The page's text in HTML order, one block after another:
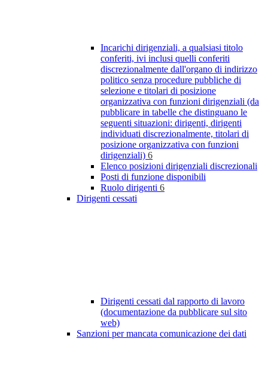
Incarichi dirigenziali, a qualsiasi titolo
conferiti, ivi inclusi quelli conferiti
discrezionalmente dall'organo di indirizzo
politico senza procedure pubbliche di
selezione e titolari di posizione
organizzativa con funzioni dirigenziali (da
pubblicare in tabelle che distinguano le
seguenti situazioni: dirigenti, dirigenti
individuati discrezionalmente, titolari di
posizione organizzativa con funzioni
dirigenziali) 6
Elenco posizioni dirigenziali discrezionali
Posti di funzione disponibili
Ruolo dirigenti 6
Dirigenti cessati
Dirigenti cessati dal rapporto di lavoro
(documentazione da pubblicare sul sito
web)
Sanzioni per mancata comunicazione dei dati